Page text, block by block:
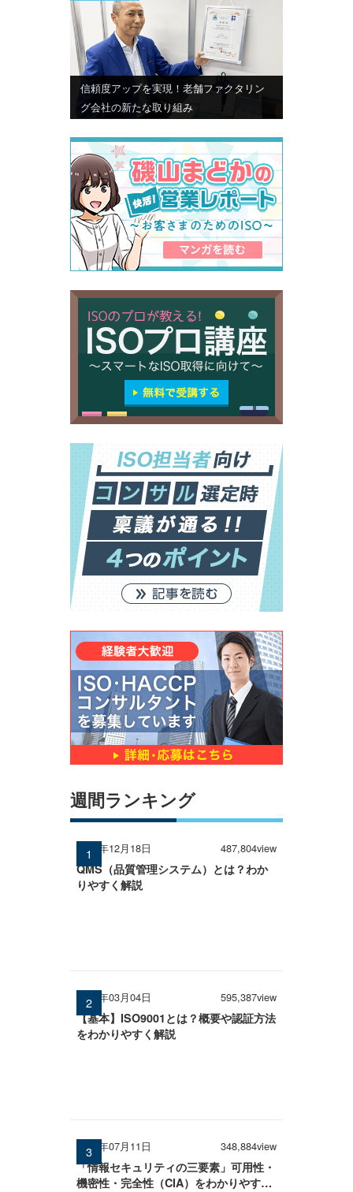
信頼度アップを実現！老舗ファクタリン
グ会社の新たな取り組み
週間ランキング
2024年12月18日 487,804view
QMS（品質管理システム）とは？わか
りやすく解説
2026年03月04日 595,387view
【基本】ISO9001とは？概要や認証方法
をわかりやすく解説
2025年07月11日 348,884view
「情報セキュリティの三要素」可用性・
機密性・完全性（CIA）をわかりやすく